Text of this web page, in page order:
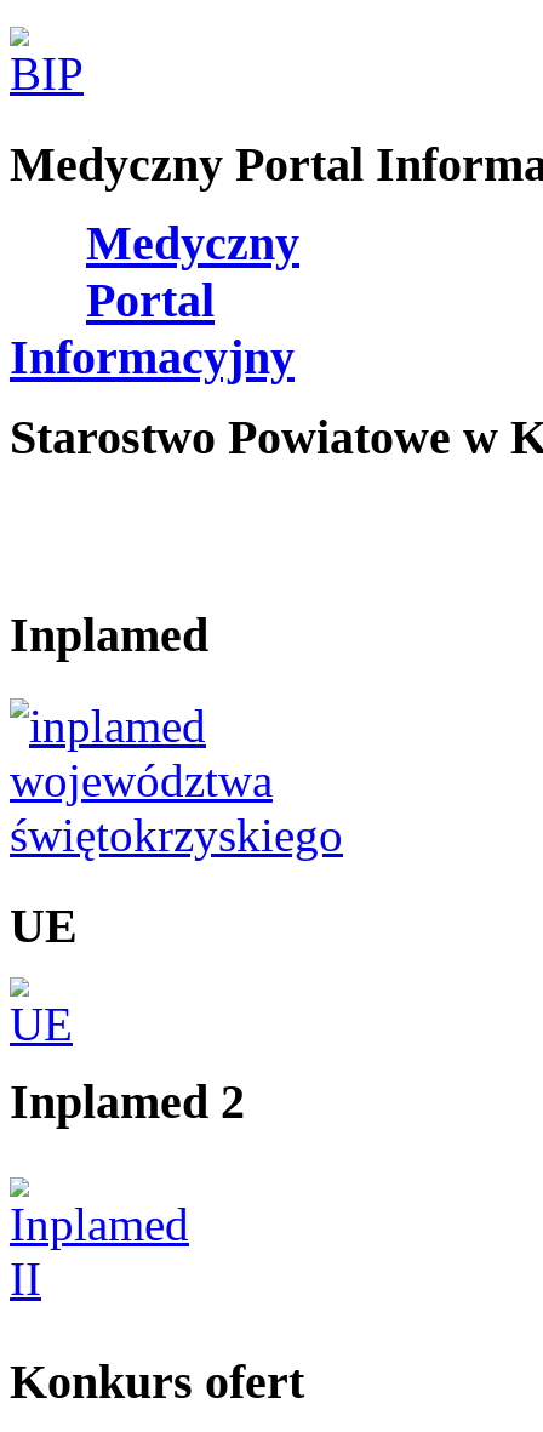
Medyczny Portal
Medyczny
Portal
Informacyjny
Starostwo Powiatowe w
Inplamed
UE
Inplamed 2
Konkurs ofert